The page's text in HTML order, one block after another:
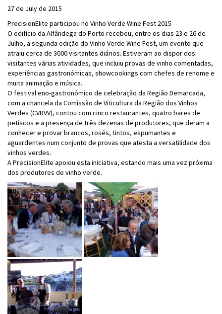
27 de July de 2015
PrecisionElite participou no Vinho Verde Wine Fest 2015
O edifício da Alfândega do Porto recebeu, entre os dias 23 e 26 de
Julho, a segunda edição do Vinho Verde Wine Fest, um evento que
atraiu cerca de 3000 visitantes diários. Estiveram ao dispor dos
visitantes várias atividades, que incluiu provas de vinho comentadas,
experiências gastronómicas, showcookings com chefes de renome e
muita animação e música.
O festival eno-gastronómico de celebração da Região Demarcada,
com a chancela da Comissão de Viticultura da Região dos Vinhos
Verdes (CVRVV), contou com cinco restaurantes, quatro bares de
petiscos e a presença de três dezenas de produtores, que deram a
conhecer e provar brancos, rosés, tintos, espumantes e
aguardentes num conjunto de provas que atesta a versatilidade dos
vinhos verdes.
A PrecisionElite apoiou esta iniciativa, estando mais uma vez próxima
dos produtores de vinho verde.